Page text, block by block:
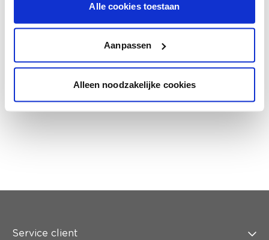
Alle cookies toestaan
Aanpassen
Alleen noodzakelijke cookies
en couleur.
l'éclairage et de votre mobilier.
Obtenez un contrôle technologique de vos
Service client